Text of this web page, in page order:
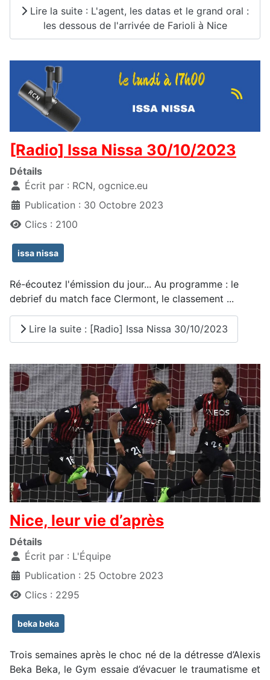
Lire la suite : L'agent, les datas et le grand oral :
les dessous de l'arrivée de Farioli à Nice
[Radio] Issa Nissa 30/10/2023
Détails
Écrit par : RCN, ogcnice.eu
Publication : 30 Octobre 2023
Clics : 2100
issa nissa
Ré-écoutez l'émission du jour... Au programme : le
debrief du match face Clermont, le classement ...
Lire la suite : [Radio] Issa Nissa 30/10/2023
Nice, leur vie d’après
Détails
Écrit par : L'Équipe
Publication : 25 Octobre 2023
Clics : 2295
beka beka
Trois semaines après le choc né de la détresse d’Alexis
Beka Beka, le Gym essaie d’évacuer le traumatisme et